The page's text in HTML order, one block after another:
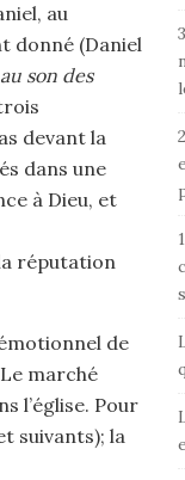
au
donné (Daniel
au son des
devant la
dans une
à Dieu, et
réputation
de
marché
l’église. Pour
suivants); la
i